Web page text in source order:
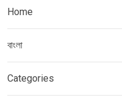
Home
বাংলা
Categories